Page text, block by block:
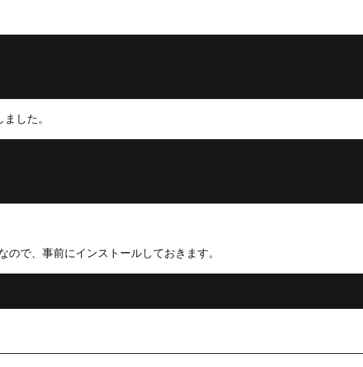
した。
で、事前にインストールしておきます。